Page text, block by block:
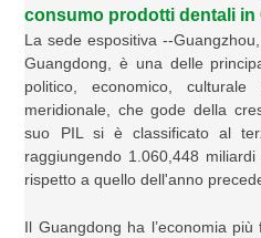
consumo prodotti dentali in
La sede espositiva --
Guangdong, è una delle
politico, economico,
meridionale, che gode della
suo PIL si è classificato al
raggiungendo 1.060,448
rispetto a quello dell'anno
Il Guangdong ha l’economia